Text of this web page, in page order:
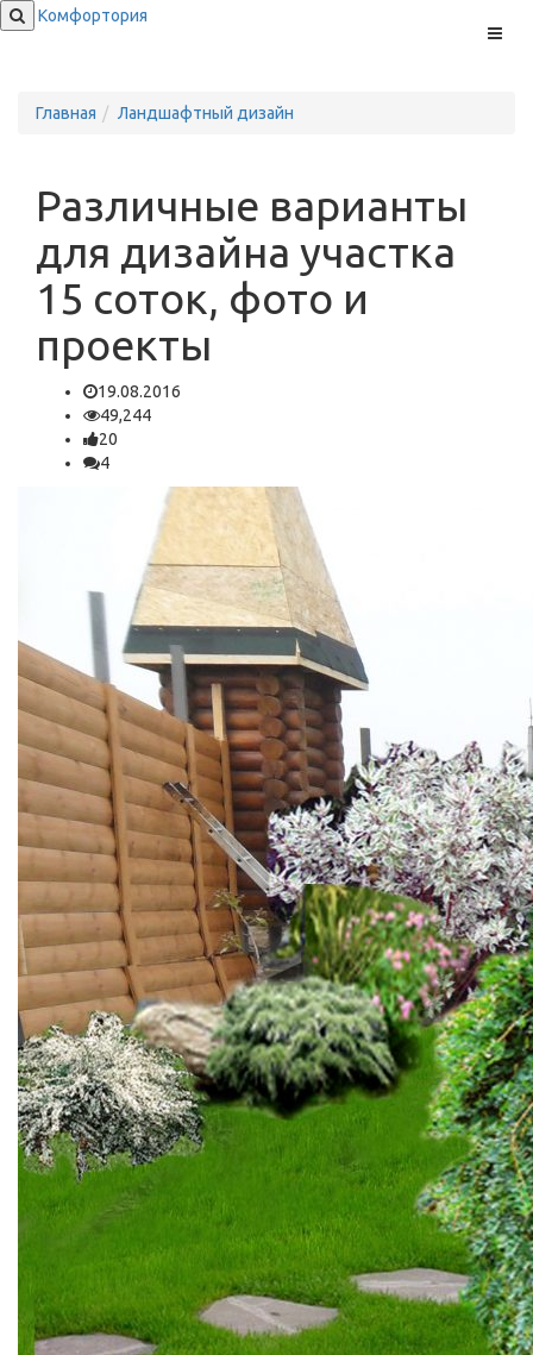
Меню
Комфортория
Главная Ландшафтный дизайн
Различные варианты
для дизайна участка
15 соток, фото и
проекты
19.08.2016
49,244
20
4